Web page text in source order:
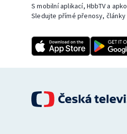
S mobilní aplikací, HbbTV a
Sledujte přímé přenosy,